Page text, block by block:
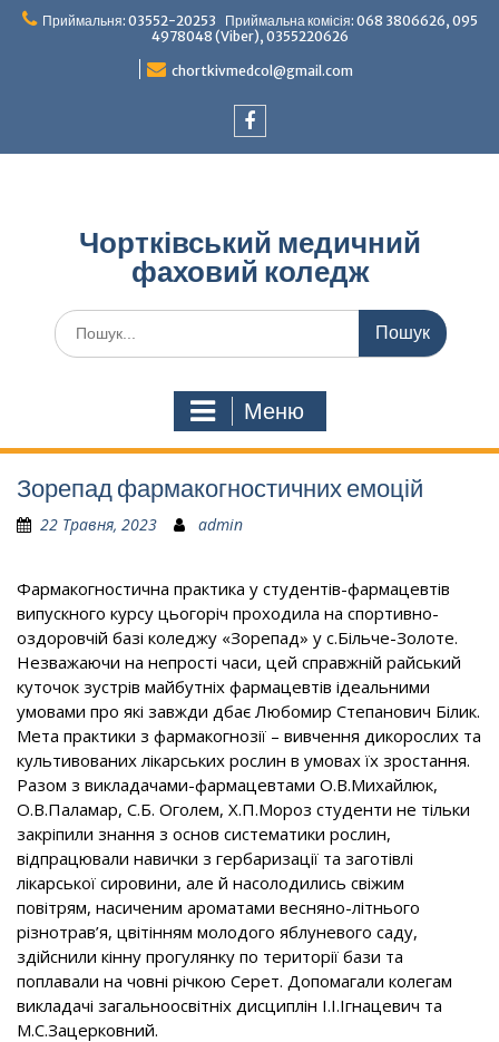
ПерейтиПриймальня: 03552-20253 Приймальна комісія: 068 3806626, 095
4978048 (Viber), 0355220626
chortkivmedcol@gmail.com
Чортківський медичний
фаховий коледж
Шукати:
Меню
Зорепад фармакогностичних емоцій
22 Травня, 2023 admin
Фармакогностична практика у студентів-фармацевтів
випускного курсу цьогоріч проходила на спортивно-
оздоровчій базі коледжу «Зорепад» у с.Більче-Золоте.
Незважаючи на непрості часи, цей справжній райський
куточок зустрів майбутніх фармацевтів ідеальними
умовами про які завжди дбає Любомир Степанович Білик.
Мета практики з фармакогнозії – вивчення дикорослих та
культивованих лікарських рослин в умовах їх зростання.
Разом з викладачами-фармацевтами О.В.Михайлюк,
О.В.Паламар, С.Б. Оголем, Х.П.Мороз студенти не тільки
закріпили знання з основ систематики рослин,
відпрацювали навички з гербаризації та заготівлі
лікарської сировини, але й насолодились свіжим
повітрям, насиченим ароматами весняно-літнього
різнотрав’я, цвітінням молодого яблуневого саду,
здійснили кінну прогулянку по території бази та
поплавали на човні річкою Серет. Допомагали колегам
викладачі загальноосвітніх дисциплін І.І.Ігнацевич та
М.С.Зацерковний.